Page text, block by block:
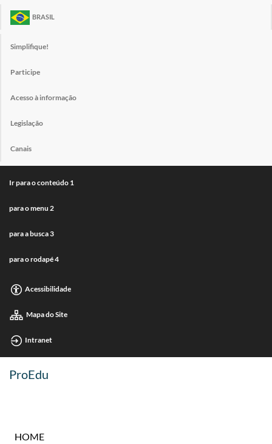
BRASIL
Simplifique!
Participe
Acesso à informação
Legislação
Canais
Ir para o conteúdo 1
para o menu 2
para a busca3
para o rodapé4
Acessibilidade
Mapa do Site
Intranet
ProEdu
HOME